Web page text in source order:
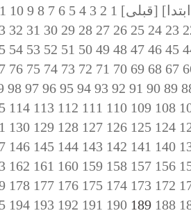
[قبلی] 1
2
3
4
5
6
7
8
9
10
23
24
25
26
27
28
29
30
31
32
45
46
47
48
49
50
51
52
53
54
67
68
69
70
71
72
73
74
75
76
89
90
91
92
93
94
95
96
97
98
108
109
110
111
112
113
114
124
125
126
127
128
129
130
140
141
142
143
144
145
146
156
157
158
159
160
161
162
172
173
174
175
176
177
178
188
190
191
192
193
194